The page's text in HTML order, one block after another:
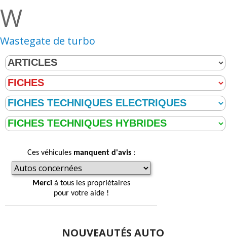
W
Wastegate de turbo
Ces véhicules manquent d'avis:
Mercià tous les propriétaires
pour votre aide !
NOUVEAUTÉS AUTO